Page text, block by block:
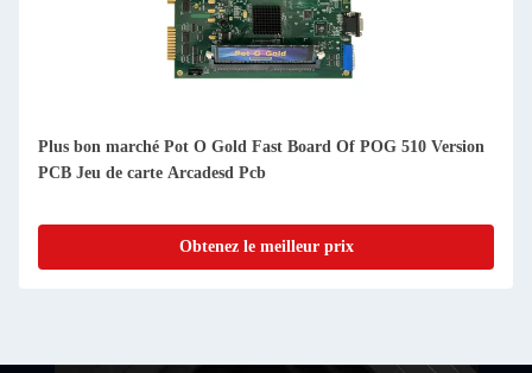
Plus bon marché Pot O Gold Fast Board Of POG 510 Version
PCB Jeu de carte Arcadesd Pcb
Obtenez le meilleur prix